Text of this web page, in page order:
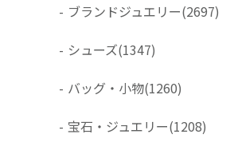
- ブランドジュエリー(2697)
- シューズ(1347)
- バッグ・小物(1260)
- 宝石・ジュエリー(1208)